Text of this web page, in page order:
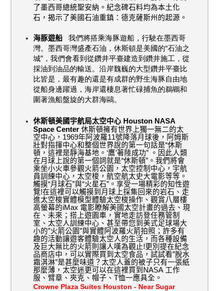
了墨西哥總統聖安納。紀念碑石料均為本土化
石，揭示了美國石油重鎮：德克薩斯州的起源。
海豚遊船
我們將搭乘海豚遊船，行駛在墨西哥
灣。墨西哥灣盛產石油，休斯頓是美國的“石油之
城”，我們會看到從鑽井平臺建造到鑽井施工，從
採油到油品的輸送。沿岸魏巍的大型鑽井平臺比
比皆是，最有趣的還是有成群的野生海豚自由地
從船身邊躍過，海岸還棲息著忙碌捕魚的鵜鶘和
圍著漁船盤旋的大群海鷗。
休斯頓美國宇航局太空中心 Houston NASA
Space Center休斯頓擁有世界上獨一無二的太
空中心， 1969年阿波羅11號降落月球後，阿姆斯
壯對指揮中心和整個世界說的第一句話是“休斯
頓，這裡是靜海基地。‘鷹’著陸成功” 。因此人類
在月球上說的第一個詞就是“休斯頓”。我們將會
乘坐小火車參觀火箭公園，太空控制中心，宇航
員訓練中心，太空梭，航空航太史大電影等等。
觸摸“月球石”與“火星石”。享受一場精彩的知性遊
覽!在這裡可以觸摸到月球上採集回來的岩石、走
進太空梭實體模型體驗太空梭操作、觀賞八層樓
高螢幕的iMax 電影瞭解美國太空計畫的過去、現
在、未來；搭上遊園車，實地走訪登任務管制
室、太空人訓練中心、甚至帶您到美式足球場大
小的”火箭公園”與實體阿波羅火箭拍照；許多有
趣的活動讓遊客體驗太空人的生活，而各種設備
及巨大無比的火箭則讓人嘆為觀止!更別提在紀念
品商店中，可以實際買到太空食品，試試看”脫水
霜淇淋”是甚麼味道？太空人蓋的被子只有一張紙
那麼薄，太空迷更可以在這裡買到 NASA 工作
服、臂章、夾克、帽子、T恤一應具全。
Crowne Plaza Suites Houston - Near Sugar